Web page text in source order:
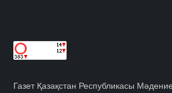
Газет Қазақстан Республикасы